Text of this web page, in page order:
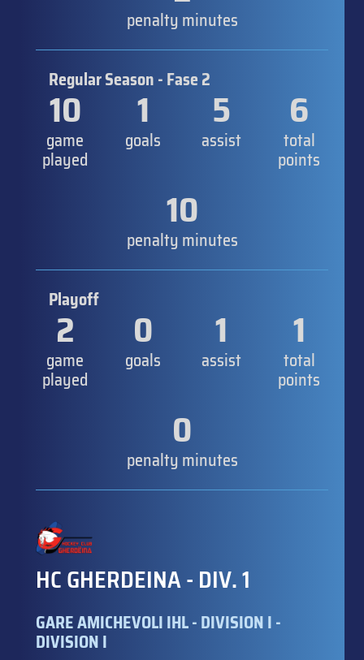
penalty minutes
Regular Season - Fase 2
10
game
played
1
goals
5
assist
6
total
points
10
penalty minutes
Playoff
2
game
played
0
goals
1
assist
1
total
points
0
penalty minutes
HC GHERDEINA - DIV. 1
GARE AMICHEVOLI IHL - DIVISION I -
DIVISION I